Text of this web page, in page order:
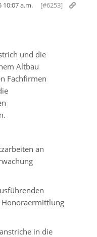
10:07 a.m. [#6253]
und die
Altbau
Fachfirmen
an
Honoraermittlung
in die